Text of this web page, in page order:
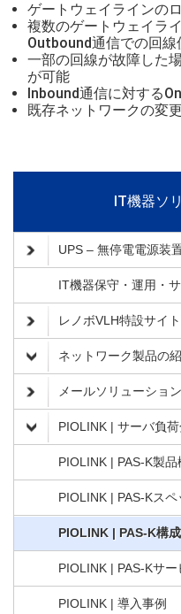
ゲートウェイラインの
複数のゲートウェイラ
Outbound通信での回
一部の回線が故障した
が可能
Inbound通信に対する
既存ネットワークの変
IT機器ソ
UPS – 無停電電源装
IT機器保守・運用・
レノボVLH特設サイト
ネットワーク製品の
メールソリューション
PIOLINK | サーバ負
PIOLINK | PAS-K製品
PIOLINK | PAS-Kスペ
PIOLINK | PAS-K構
PIOLINK | PAS-Kサー
PIOLINK | 導入事例